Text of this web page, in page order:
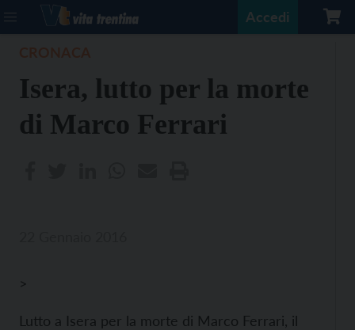
Accedi
Isera, lutto per la morte
di Marco Ferrari
>
Lutto a Isera per la morte di Marco Ferrari, il